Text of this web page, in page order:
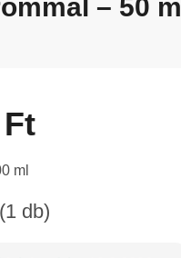
– 50 ml
ml
(1 db)